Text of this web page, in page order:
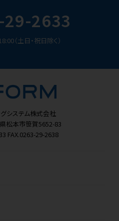
2633
（土日・祝日除く）
システム株式会社
松本市笹賀5652-83
FAX.0263-29-2638